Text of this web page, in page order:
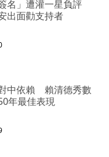
名」遭灌一星負評
出面勸支持者
中依賴 賴清德秀數
年最佳表現